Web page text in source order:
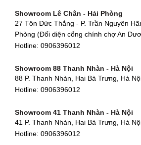
90 Đ. Cộng Hòa, Phường 4, Tân Bình,
Hotline:0906396012
Hotline:0906396012
Showroom Huế
54 Hùng Vương, Phú Hội, Thành phố
Showroom Hà Tĩnh
82 Quang Trung, Thạch Quý, Hà Tĩnh
Showroom Quy Nhơn - Bình Định
956 Trần Hưng Đạo, P, Thành phố Quy
Showroom Lê Chân - Hải Phòng
27 Tôn Đức Thắng - P. Trần Nguyên
Phòng (Đối diện cổng chính chợ An
Hotline: 0906396012
Showroom 88 Thanh Nhàn - Hà Nội
88 P. Thanh Nhàn, Hai Bà Trưng, Hà
Hotline: 0906396012
Showroom 41 Thanh Nhàn - Hà Nội
41 P. Thanh Nhàn, Hai Bà Trưng, Hà
Hotline: 0906396012